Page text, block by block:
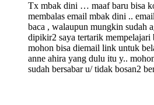
Tx mbak dini … maaf baru bisa
membalas email mbak dini ..
baca , walaupun mungkin sudah
dipikir2 saya tertarik mempelajari
mohon bisa diemail link untuk
anne ahira yang dulu itu y..
sudah bersabar u/ tidak bosan2